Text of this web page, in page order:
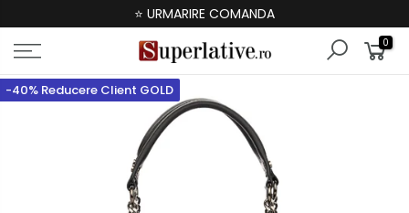
⭐ URMARIRE COMANDA
0
-40% Reducere Client GOLD